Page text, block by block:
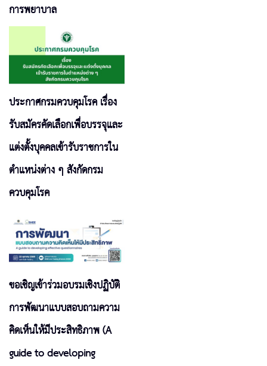
การพยาบาล
ประกาศกรมควบคุมโรค เรื่อง
รับสมัครคัดเลือกเพื่อบรรจุและ
แต่งตั้งบุคคลเข้ารับราชการใน
ตำแหน่งต่าง ๆ สังกัดกรม
ควบคุมโรค
ขอเชิญเข้าร่วมอบรมเชิงปฏิบัติ
การพัฒนาแบบสอบถามความ
คิดเห็นให้มีประสิทธิภาพ (A
guide to developing